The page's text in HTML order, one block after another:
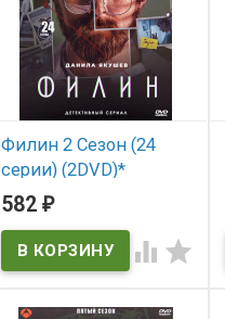
Филин 2 Сезон (24
серии) (2DVD)*
В наличии
582 ₽
 